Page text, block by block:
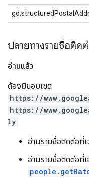
ปลายทางรายชื่อติด
อ่านแล้ว
ต้องมีขอบเขต
https://
https://
ly
อ่านรายชื่อติดต่อที่เ
อ่านรายชื่อติดต่อที่เ